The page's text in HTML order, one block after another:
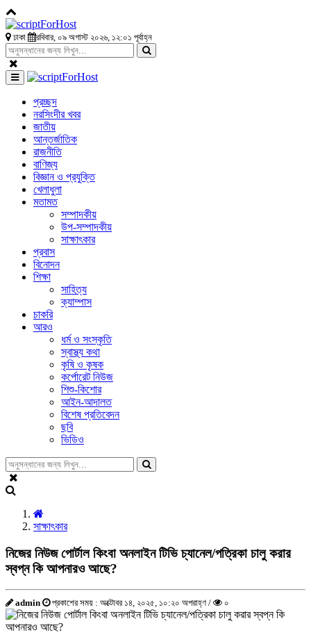
ঢাকা রবিবার, ০৯ অগাস্ট ২০২৬, ১২:০১ পূর্বাহ্ন
প্রচ্ছদ
নরসিংদীর খবর
জাতীয়
আন্তর্জাতিক
রাজনীতি
বাণিজ্য
বিজ্ঞান ও প্রযুক্তি
খেলাধুলা
মতামত
সম্পাদকীয়
উপ-সম্পাদকীয়
সাক্ষাৎকার
প্রবাস
বিনোদন
শিক্ষা
সাহিত্য
ক্যাম্পাস
চাকরি
আরও
ধর্ম ও সংস্কৃতি
স্বাস্থ্য কথা
কৃষি ও কৃষক
কর্পোরেট নিউজ
শিশু-কিশোর
আইন-আদালত
বিশেষ প্রতিবেদন
ছবি
ভিডিও
সাক্ষাৎকার
নিজের নিউজ পোর্টাল কিংবা অনলাইন টিভি চ্যানেল/পত্রিকা চালু করার
স্বপ্ন কি আপনারও আছে?
admin প্রকাশের সময় : অক্টোবর ১৪, ২০২৫, ১০:২০ অপরাহ্ণ / ০